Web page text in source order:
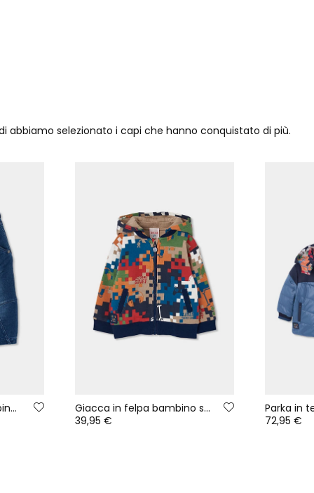
abbiamo selezionato i capi che hanno conquistato di più.
Pantalone denim bambino blu con cordoncino
Giacca in felpa bambino stampa pixel multicolore
39,95 €
72,95 €